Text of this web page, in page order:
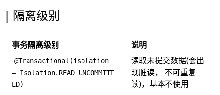
隔离级别
事务隔离级别 说明
@Transactional(isolation
= Isolation.READ_UNCOMMITT
ED)
读取未提交数据(会出
现脏读， 不可重复
读)，基本不使用